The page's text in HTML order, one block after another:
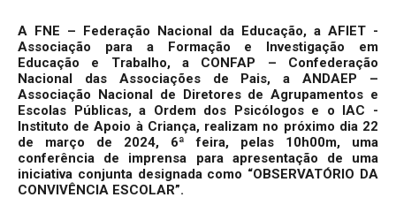
A FNE – Federação Nacional da Educação, a AFIET -
Associação para a Formação e Investigação em
Educação e Trabalho, a CONFAP – Confederação
Nacional das Associações de Pais, a ANDAEP –
Associação Nacional de Diretores de Agrupamentos e
Escolas Públicas, a Ordem dos Psicólogos e o IAC -
Instituto de Apoio à Criança, realizam no próximo dia 22
de março de 2024, 6ª feira, pelas 10h00m, uma
conferência de imprensa para apresentação de uma
iniciativa conjunta designada como “OBSERVATÓRIO DA
CONVIVÊNCIA ESCOLAR”.